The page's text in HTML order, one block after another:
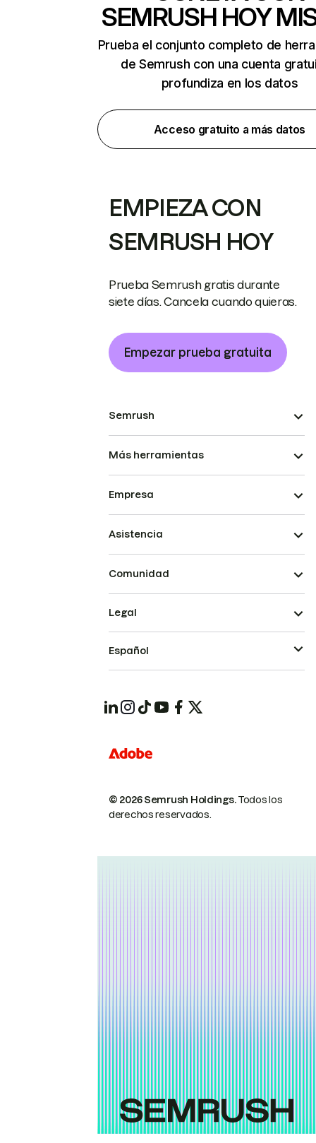
SEMRUSH HOY
Prueba el conjunto completo de
de Semrush con una cuenta
profundiza en los datos
Acceso gratuito a más datos
EMPIEZA CON
SEMRUSH HOY
Prueba Semrush gratis durante
siete días. Cancela cuando quieras.
Empezar prueba gratuita
Semrush
Más herramientas
Empresa
Asistencia
Comunidad
© 2026 Semrush Holdings.Todos los
derechos reservados.
Legal
Español